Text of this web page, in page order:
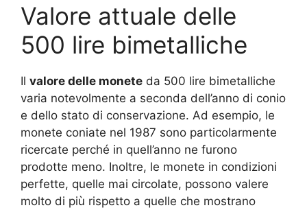
Valore attuale delle
500 lire bimetalliche
Il valore delle monete da 500 lire bimetalliche
varia notevolmente a seconda dell’anno di conio
e dello stato di conservazione. Ad esempio, le
monete coniate nel 1987 sono particolarmente
ricercate perché in quell’anno ne furono
prodotte meno. Inoltre, le monete in condizioni
perfette, quelle mai circolate, possono valere
molto di più rispetto a quelle che mostrano